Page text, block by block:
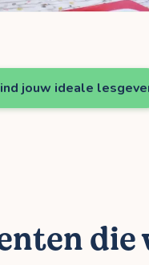
jouw ideale
die